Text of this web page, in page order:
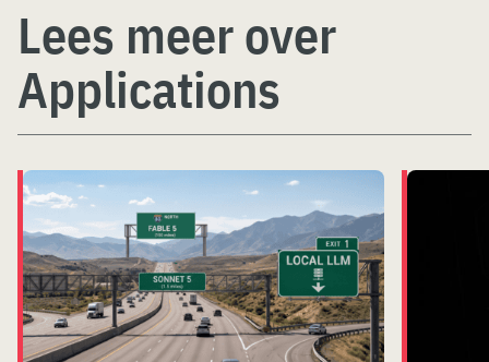
Lees meer over
Applications